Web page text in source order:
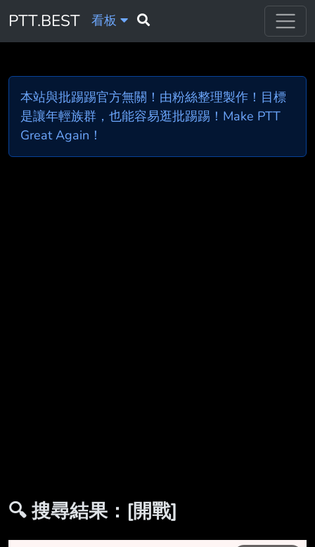
PTT.BEST 看板
本站與批踢踢官方無關！由粉絲整理製作！目標
是讓年輕族群，也能容易逛批踢踢！Make PTT
Great Again！
🔍 搜尋結果：[開戰]